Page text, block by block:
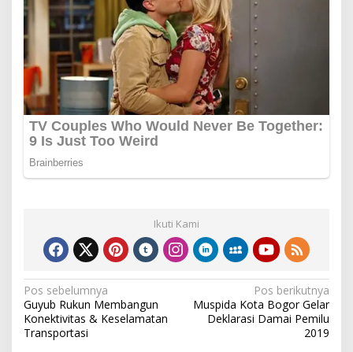
Ikuti Kami
Navigasi
pos
Pos sebelumnya
Guyub Rukun Membangun
Konektivitas & Keselamatan
Transportasi
Pos berikutnya
Muspida Kota Bogor Gelar
Deklarasi Damai Pemilu
2019